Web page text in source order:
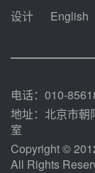
设计
English
电话：010-
地址：北京市朝
室
Copyright ©
All Rights